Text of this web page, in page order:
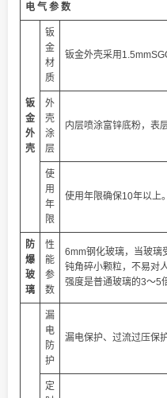
电 气 参 数
钣
金
外
壳
钣
金
材
质
钣金外壳采用
外
壳
涂
层
内层喷涂富锌底粉，表
使
用
年
限
使用年限确保10年以上。
防
爆
玻
璃
性
能
参
数
6mm钢化玻璃，当玻璃
钝角碎小颗粒，不易对
强度是普通玻璃的3～5
漏
电
防
护
漏电保护、过流过压保护
定